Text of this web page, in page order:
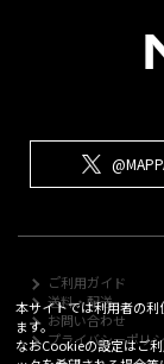
ご利用ガイド
送料・配送
お問い合わせ
プライバシーポリ
本サイトでは利用者の
ます。
なおCookieの設定はご